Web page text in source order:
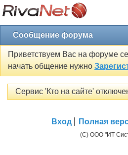
Сообщение форума
Приветствуем Вас на форуме
начать общение нужно
Сервис 'Кто на сайте'
Вход Полная
(C) ООО "ИТ